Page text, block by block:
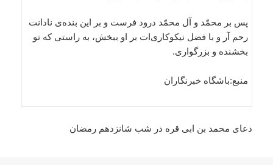
پس بر محمّد و آل محمّد درود فرست و بر اين بنده‌ى نادانت
رحم آر و با فضل نيكوكارى‌ات بر او ببخش، به راستى كه تو
بخشنده و بزرگوارى.
منبع:باشگاه خبرنگاران
دعای محمد بن ابی قره در شب شانزدهم رمضان